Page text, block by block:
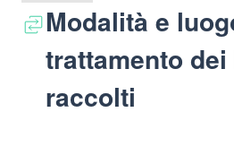
Modalità e
trattamento dei
raccolti